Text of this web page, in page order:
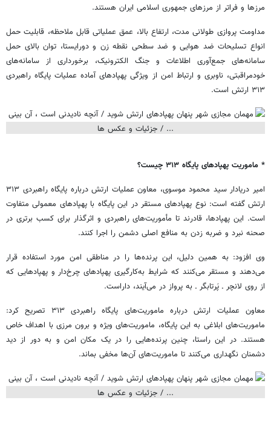
مرزها و فراتر از مرزهای جمهوری اسلامی ایران هستند.
مداومت پروازی طولانی مدت، ارتفاع بالا، عمق عملیاتی قابل ملاحظه، قابلیت حمل
انواع تسلیحات ضد هوایی و ضد سطحی نقطه زن و دورایستا، توان بالای حمل
سامانه‌های جمع‌آوری اطلاعات و جنگ الکترونیک، برخورداری از سامانه‌های
خودمراقبتی، ناوبری و ارتباط امن از ویژگی پهپادهای آماده عملیات پایگاه راهبردی
۳۱۳ ارتش است.
* ماموریت پهپادهای پایگاه ۳۱۳ چیست؟
امیر دریادار سید محمود موسوی، معاون عملیات ارتش درباره پایگاه راهبردی ۳۱۳
ارتش گفته است:‌ نوع پهپادهای مستقر در این پایگاه با پهپادهای معمولی متفاوت
است. این پهپادها، قادرند تا مأموریت‌های راهبردی و اثرگذار برای کسب برتری در
صحنه نبرد و ضربه زدن به منافع اصلی دشمن را اجرا کنند.
وی افزود: به همین دلیل، این پرنده‌ها را در مناطقی امن مورد استفاده قرار
می‌دهند و مستقر می‌کنند که شرایط به‌کارگیری پهپادهای چرخ‌دار و پهپادهایی که
از روی لانچر ـ پَرتابگر ـ به پرواز در می‌آیند، داراست.
معاون عملیات ارتش درباره ماموریت‌های پایگاه راهبردی ۳۱۳ تصریح کرد:‌
ماموریت‌های ابلاغی به این پایگاه‌، ماموریت‌های ویژه و برون مرزی با اهداف خاص
هستند. در این راستا، چنین پرنده‌هایی را در یک مکان امن و به دور از دید
دشمنان نگهداری می‌کنند تا ماموریت‌های آن‌ها مخفی بماند.